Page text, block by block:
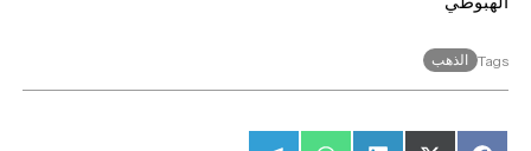
Tags الذهب